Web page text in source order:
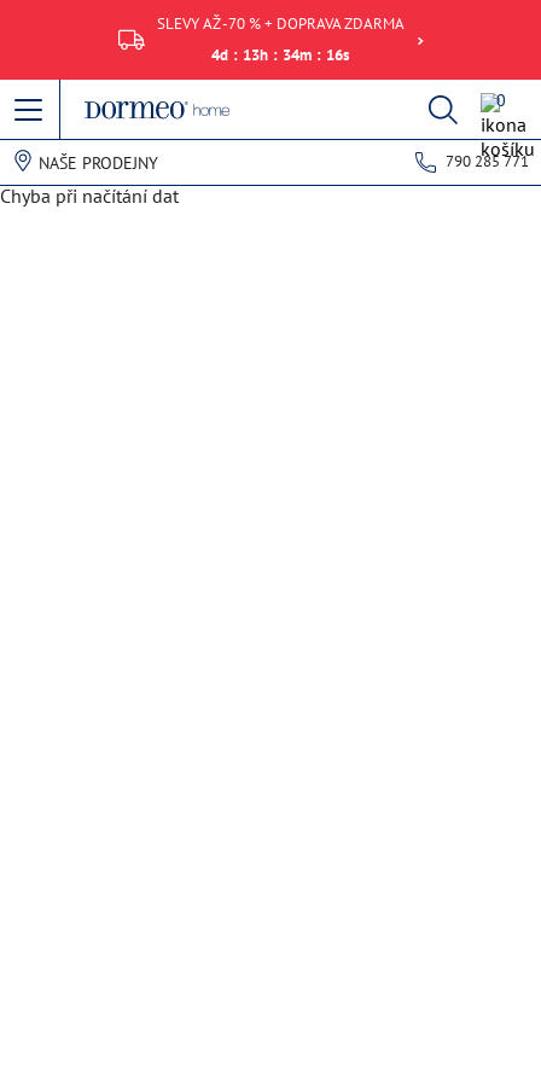
SLEVY AŽ -70 % + DOPRAVA ZDARMA
4d : 13h : 34m : 16s
0
NAŠE PRODEJNY 790 285 771
Chyba při načítání dat